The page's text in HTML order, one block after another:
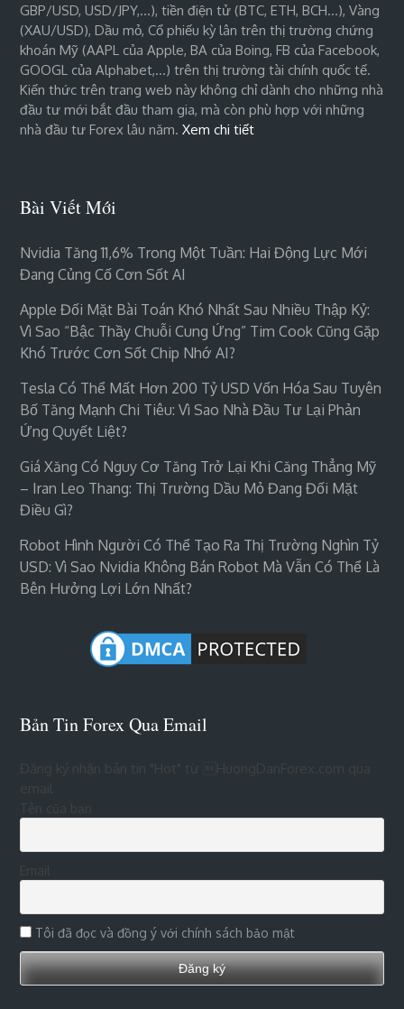
GBP/USD, USD/JPY,…), tiền điện tử (BTC, ETH, BCH…), Vàng
(XAU/USD), Dầu mỏ, Cổ phiếu kỳ lân trên thị trường chứng
khoán Mỹ (AAPL của Apple, BA của Boing, FB của Facebook,
GOOGL của Alphabet,…) trên thị trường tài chính quốc tế.
Kiến thức trên trang web này không chỉ dành cho những nhà
đầu tư mới bắt đầu tham gia, mà còn phù hợp với những
nhà đầu tư Forex lâu năm.Xem chi tiết
Bài Viết Mới
Nvidia Tăng 11,6% Trong Một Tuần: Hai Động Lực Mới
Đang Củng Cố Cơn Sốt AI
Apple Đối Mặt Bài Toán Khó Nhất Sau Nhiều Thập Kỷ:
Vì Sao “bậc Thầy Chuỗi Cung Ứng” Tim Cook Cũng Gặp
Khó Trước Cơn Sốt Chip Nhớ AI?
Tesla Có Thể Mất Hơn 200 Tỷ USD Vốn Hóa Sau Tuyên
Bố Tăng Mạnh Chi Tiêu: Vì Sao Nhà Đầu Tư Lại Phản
Ứng Quyết Liệt?
Giá Xăng Có Nguy Cơ Tăng Trở Lại Khi Căng Thẳng Mỹ
– Iran Leo Thang: Thị Trường Dầu Mỏ Đang Đối Mặt
Điều Gì?
Robot Hình Người Có Thể Tạo Ra Thị Trường Nghìn Tỷ
USD: Vì Sao Nvidia Không Bán Robot Mà Vẫn Có Thể Là
Bên Hưởng Lợi Lớn Nhất?
Bản Tin Forex Qua Email
Đăng ký nhận bản tin "Hot" từ HuongDanForex.com qua
Tên của bạn
Tôi đã đọc và đồng ý với chính sách bảo mật